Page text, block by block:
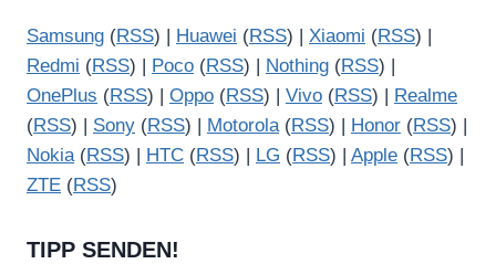
Samsung (RSS) | Huawei (RSS) | Xiaomi (RSS) |
Redmi (RSS) | Poco (RSS) | Nothing (RSS) |
OnePlus (RSS) | Oppo (RSS) | Vivo (RSS) |
Realme
(RSS) | Sony (RSS) | Motorola(RSS) | Honor (RSS) |
Nokia(RSS) | HTC (RSS) | LG (RSS) | Apple (RSS) |
ZTE (RSS)
TIPP SENDEN!